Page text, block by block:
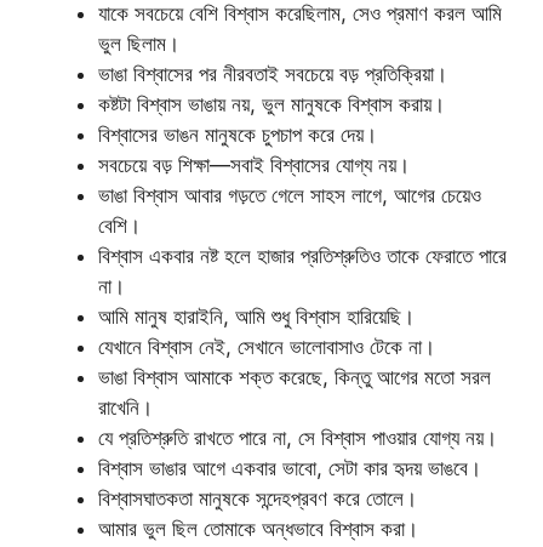
যাকে সবচেয়ে বেশি বিশ্বাস করেছিলাম, সেও প্রমাণ করল আমি
ভুল ছিলাম।
ভাঙা বিশ্বাসের পর নীরবতাই সবচেয়ে বড় প্রতিক্রিয়া।
কষ্টটা বিশ্বাস ভাঙায় নয়, ভুল মানুষকে বিশ্বাস করায়।
বিশ্বাসের ভাঙন মানুষকে চুপচাপ করে দেয়।
সবচেয়ে বড় শিক্ষা—সবাই বিশ্বাসের যোগ্য নয়।
ভাঙা বিশ্বাস আবার গড়তে গেলে সাহস লাগে, আগের চেয়েও
বেশি।
বিশ্বাস একবার নষ্ট হলে হাজার প্রতিশ্রুতিও তাকে ফেরাতে পারে
না।
আমি মানুষ হারাইনি, আমি শুধু বিশ্বাস হারিয়েছি।
যেখানে বিশ্বাস নেই, সেখানে ভালোবাসাও টেকে না।
ভাঙা বিশ্বাস আমাকে শক্ত করেছে, কিন্তু আগের মতো সরল
রাখেনি।
যে প্রতিশ্রুতি রাখতে পারে না, সে বিশ্বাস পাওয়ার যোগ্য নয়।
বিশ্বাস ভাঙার আগে একবার ভাবো, সেটা কার হৃদয় ভাঙবে।
বিশ্বাসঘাতকতা মানুষকে সন্দেহপ্রবণ করে তোলে।
আমার ভুল ছিল তোমাকে অন্ধভাবে বিশ্বাস করা।